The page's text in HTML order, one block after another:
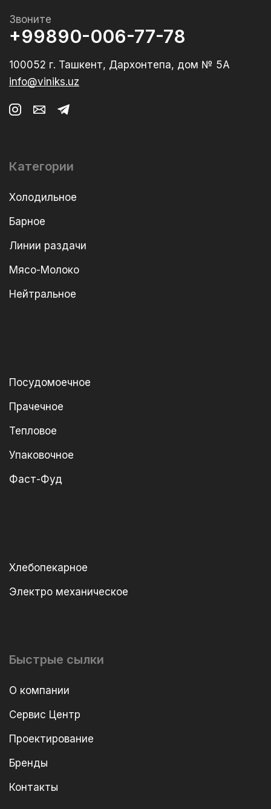
Звоните
+99890-006-77-78
100052 г. Ташкент, Дархонтепа, дом № 5А
info@viniks.uz
Категории
Холодильное
Барное
Линии раздачи
Мясо-Молоко
Нейтральное
Посудомоечное
Прачечное
Тепловое
Упаковочное
Фаст-Фуд
Хлебопекарное
Электро механическое
Быстрые сылки
О компании
Сервис Центр
Проектирование
Бренды
Контакты